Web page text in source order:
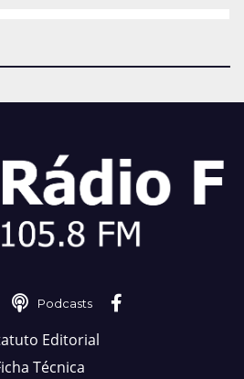
Podcasts
Editorial
Técnica